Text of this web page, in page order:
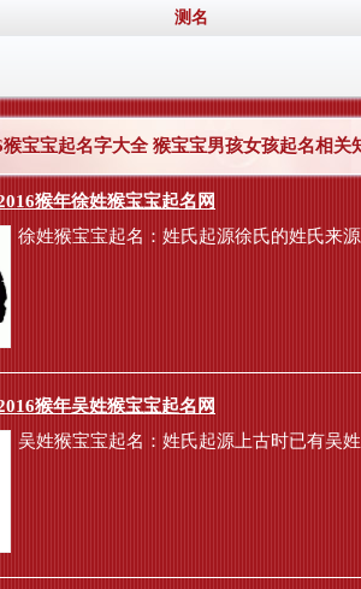
测名
宝宝起名字大全 猴宝宝男孩女孩起名相
猴年徐姓猴宝宝起名网
徐姓猴宝宝起名：姓氏起源徐氏的姓氏来
猴年吴姓猴宝宝起名网
吴姓猴宝宝起名：姓氏起源上古时已有吴